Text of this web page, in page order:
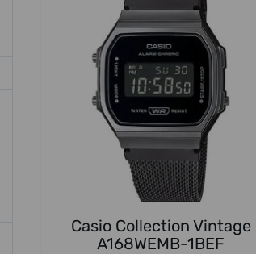
Casio Collection Vintage
A168WEMB-1BEF